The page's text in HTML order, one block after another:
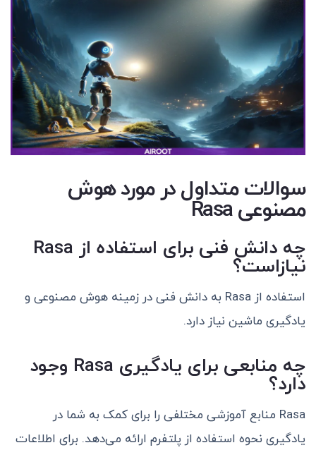
سوالات متداول در مورد هوش
مصنوعی Rasa
چه دانش فنی برای استفاده از Rasa
نیازاست؟
استفاده از Rasa به دانش فنی در زمینه هوش مصنوعی و
یادگیری ماشین نیاز دارد.
چه منابعی برای یادگیری Rasa وجود
دارد؟
Rasa منابع آموزشی مختلفی را برای کمک به شما در
یادگیری نحوه استفاده از پلتفرم ارائه می‌دهد. برای اطلاعات